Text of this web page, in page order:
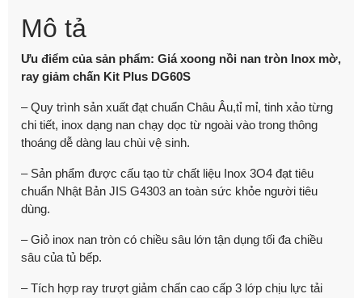
Mô tả
Ưu điểm của sản phẩm: Giá xoong nồi nan tròn Inox mờ,
ray giảm chấn Kit Plus DG60S
– Quy trình sản xuất đạt chuẩn Châu Âu,tỉ mỉ, tinh xảo từng
chi tiết, inox dạng nan chạy dọc từ ngoài vào trong thông
thoáng dễ dàng lau chùi vệ sinh.
– Sản phẩm được cấu tạo từ chất liệu Inox 3O4 đạt tiêu
chuẩn Nhật Bản JIS G4303 an toàn sức khỏe người tiêu
dùng.
– Giỏ inox nan tròn có chiều sâu lớn tận dụng tối đa chiều
sâu của tủ bếp.
– Tích hợp ray trượt giảm chấn cao cấp 3 lớp chịu lực tải